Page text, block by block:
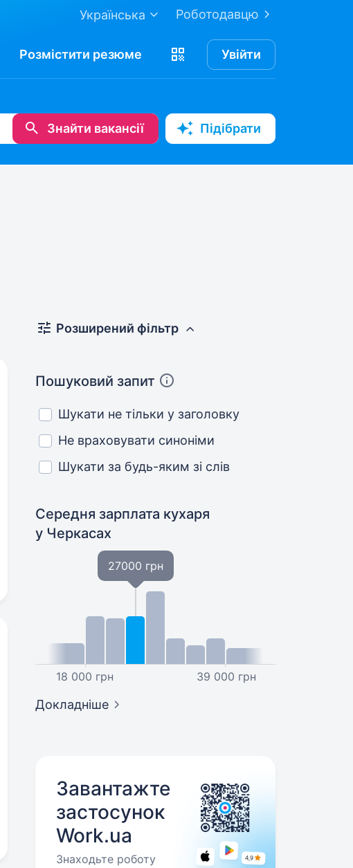
Роботодавцю
Українська
Розмістити резюме Увійти
Знайти вакансії Підібрати
Розширений фільтр
Пошуковий запит
Шукати не тільки у заголовку
Не враховувати синоніми
Шукати за будь-яким зі слів
Середня зарплата кухаря
у Черкасах
18 000 грн
27000 грн
39 000 грн
Докладніше
Завантажте
застосунок
Work.ua
Знаходьте роботу